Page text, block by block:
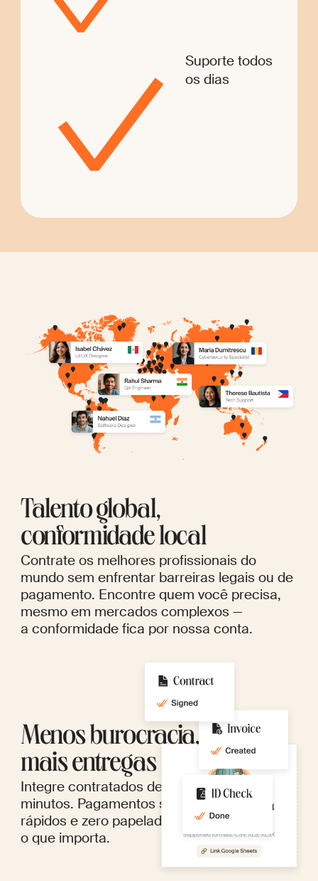
Suporte todos
os dias
Talento global,
conformidade local
Contrate os melhores profissionais do
mundo sem enfrentar barreiras legais ou de
pagamento. Encontre quem você precisa,
mesmo em mercados complexos —
a conformidade fica por nossa conta.
Menos burocracia,
mais entregas
Integre contratados de qualquer lugar em
minutos. Pagamentos simplificados, saques
rápidos e zero papelada — mais tempo para
o que importa.